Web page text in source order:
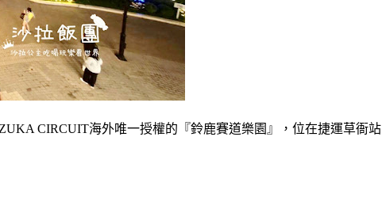
CIRCUIT海外唯一授權的『鈴鹿賽道樂園』，位在捷運草衙